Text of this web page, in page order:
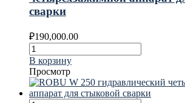
сварки
₽190,000.00
В корзину
Просмотр